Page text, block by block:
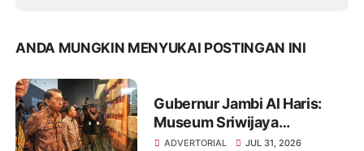
ANDA MUNGKIN MENYUKAI POSTINGAN INI
Gubernur Jambi Al Haris:
Museum Sriwijaya
Dharmakirti Rekam Jejak
ADVERTORIAL JUL 31, 2026